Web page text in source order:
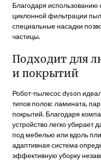
Благодаря использованию
циклонной фильтрации
специальные насадки
частицы.
Подходит для
и покрытий
Робот-пылесос dyson
типов полов: ламината,
покрытий. Благодаря
устройство легко убирает
под мебелью или вдоль
адаптивная система
эффективную уборку